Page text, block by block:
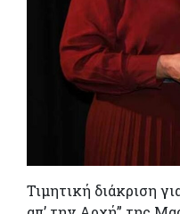
Τιμητική διάκριση